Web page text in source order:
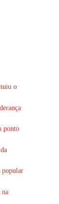
o
ponto
popular
na